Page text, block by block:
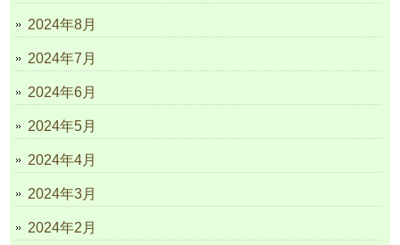
2024年8月
2024年7月
2024年6月
2024年5月
2024年4月
2024年3月
2024年2月